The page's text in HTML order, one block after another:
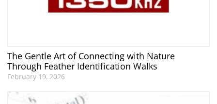
The Gentle Art of Connecting with Nature
Through Feather Identification Walks
February 19, 2026